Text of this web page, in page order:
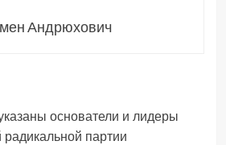
Андрюхович
основатели и лидеры
радикальной партии